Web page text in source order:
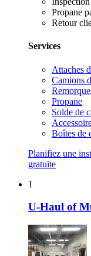
Propane
Retour
Services
Attaches
Camions
Propane
Solde de
Boîtes de
Planifiez une
gratuite
1
U-Haul of